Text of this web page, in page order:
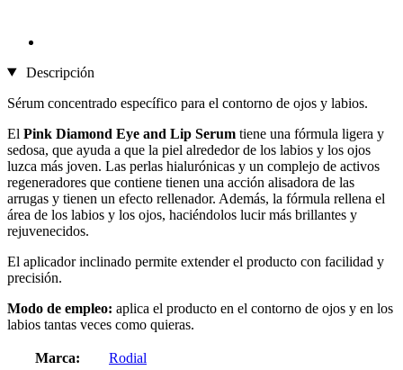
Descripción
Sérum concentrado específico para el contorno de ojos y labios.
El Pink Diamond Eye and Lip Serum tiene una fórmula ligera y
sedosa, que ayuda a que la piel alrededor de los labios y los ojos
luzca más joven. Las perlas hialurónicas y un complejo de activos
regeneradores que contiene tienen una acción alisadora de las
arrugas y tienen un efecto rellenador. Además, la fórmula rellena el
área de los labios y los ojos, haciéndolos lucir más brillantes y
rejuvenecidos.
El aplicador inclinado permite extender el producto con facilidad y
precisión.
Modo de empleo: aplica el producto en el contorno de ojos y en los
labios tantas veces como quieras.
Marca:
Rodial